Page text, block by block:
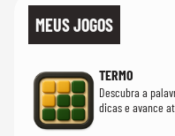
MEUS JOGOS
TERMO
Descubra a
dicas e avance